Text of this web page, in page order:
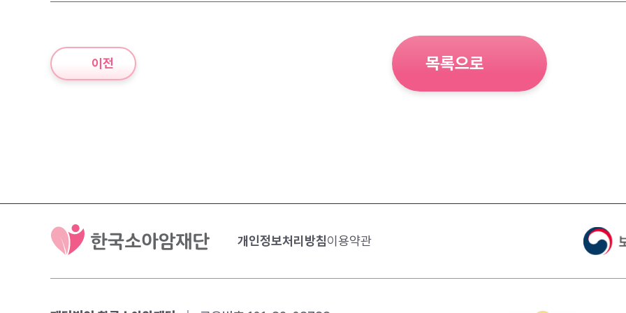
이전 목록으로
개인정보처리방침이용약관